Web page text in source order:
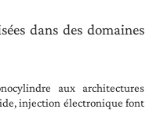
dans des domaines
aux architectures
injection électronique font